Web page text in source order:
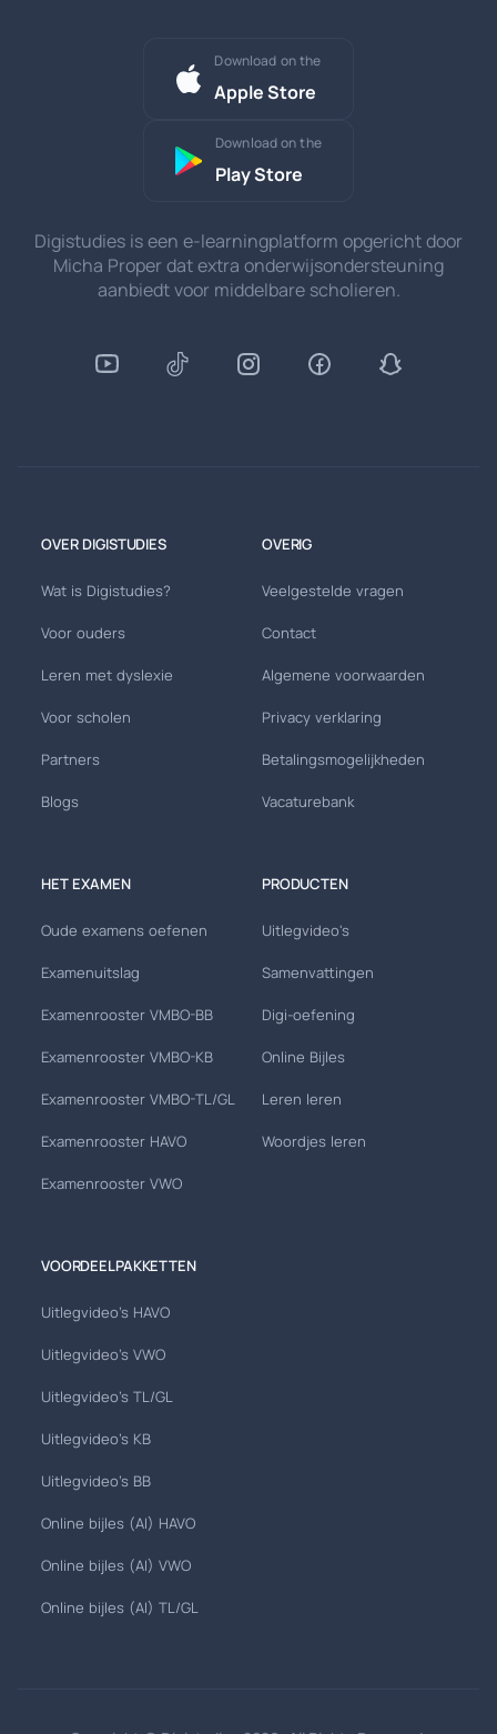
Download on the
Apple Store
Download on the
Play Store
Digistudies is een e-learningplatform opgericht door
Micha Proper dat extra onderwijsondersteuning
aanbiedt voor middelbare scholieren.
OVER DIGISTUDIES
Wat is Digistudies?
Voor ouders
Leren met dyslexie
Voor scholen
Partners
Blogs
OVERIG
Veelgestelde vragen
Contact
Algemene voorwaarden
Privacy verklaring
Betalingsmogelijkheden
Vacaturebank
HET EXAMEN
Oude examens oefenen
Examenuitslag
Examenrooster VMBO-BB
Examenrooster VMBO-KB
Examenrooster VMBO-TL/GL
Examenrooster HAVO
Examenrooster VWO
PRODUCTEN
Uitlegvideo's
Samenvattingen
Digi-oefening
Online Bijles
Leren leren
Woordjes leren
VOORDEELPAKKETTEN
Uitlegvideo's HAVO
Uitlegvideo's VWO
Uitlegvideo's TL/GL
Uitlegvideo's KB
Uitlegvideo's BB
Online bijles (AI) HAVO
Online bijles (AI) VWO
Online bijles (AI) TL/GL